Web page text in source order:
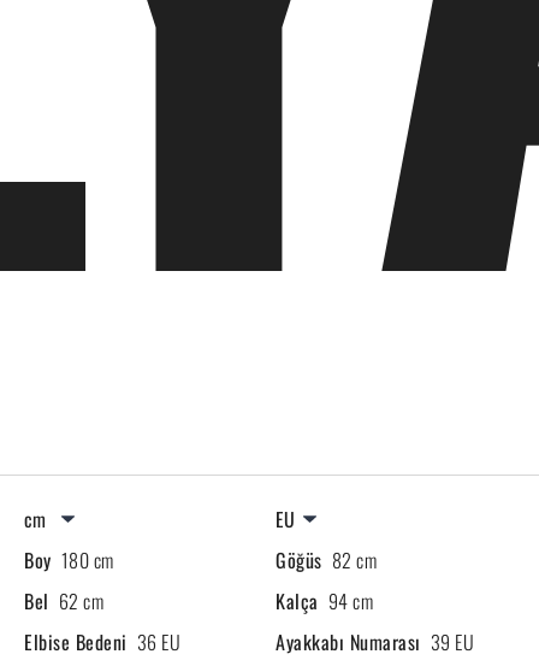
Boy 180 cm Göğüs 82 cm
Bel 62 cm Kalça 94 cm
Elbise Bedeni 36 EU Ayakkabı Numarası 39 EU